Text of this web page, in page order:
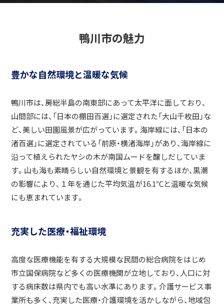
鴨川市の魅力
豊かな自然環境と温暖な気候
鴨川市は、房総半島の南東部にあって太平洋に面しており、
山間部には、「日本の棚田百選」に選定された「大山千枚田」な
ど、美しい田園風景が広がっています。海岸線には、「日本の
渚百選」に選定されている「前原・横渚海岸」があり、海岸線に
沿って植えられたヤシの木が南国ムードを醸しだしていま
す。山も海も素晴らしい自然環境と景観を有するほか、黒潮
の影響により、１年を通じた平均気温が16.1℃と温暖な気候
にも恵まれています。
充実した医療・福祉環境
高度な医療機能を有する大規模な民間の総合病院をはじめ
市立国保病院など多くの医療機関が立地しており、人口に対
する病床数は県内でも高い水準にあります。介護サービス事
業所も多く、充実した医療・介護環境を活かしながら、地域包